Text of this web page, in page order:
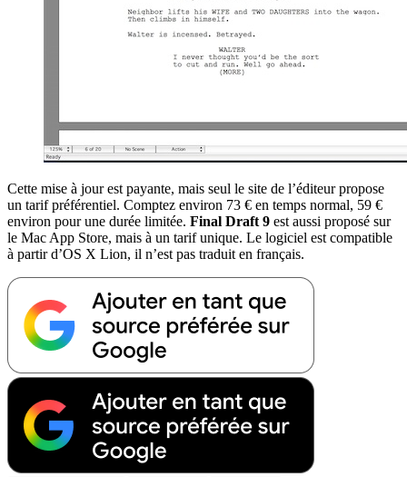
Cette mise à jour est payante, mais seul le site de l’éditeur propose
un tarif préférentiel. Comptez environ 73 € en temps normal, 59 €
environ pour une durée limitée. Final Draft 9 est aussi proposé sur
le Mac App Store, mais à un tarif unique. Le logiciel est compatible
à partir d’OS X Lion, il n’est pas traduit en français.